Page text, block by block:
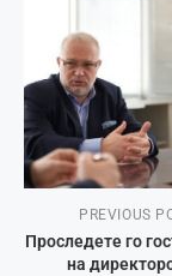
PREVIOUS
Проследете го
на